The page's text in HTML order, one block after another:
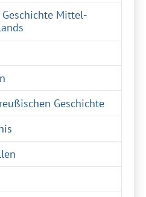
Mittel-
Geschichte